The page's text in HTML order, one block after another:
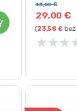
29,00€
45,00€
(23,58€bez
★★★